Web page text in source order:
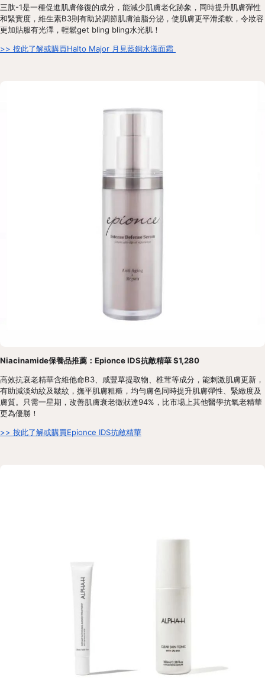
三肽-1是一種促進肌膚修復的成分，能減少肌膚老化跡象，同時提升肌膚彈性
和緊實度，維生素B3則有助於調節肌膚油脂分泌，使肌膚更平滑柔軟，令妝容
更加貼服有光澤，輕鬆get bling bling水光肌！
>> 按此了解或購買Halto Major 月見藍銅水漾面霜
Niacinamide保養品推薦：Epionce IDS抗敵精華 $1,280
高效抗衰老精華含維他命B3、咸豐草提取物、椎茸等成分，能刺激肌膚更新，
有助減淡幼紋及皺紋，撫平肌膚粗糙，均勻膚色同時提升肌膚彈性、緊緻度及
膚質。只需一星期，改善肌膚衰老徵狀達94%，比市場上其他醫學抗氧老精華
更為優勝！
>> 按此了解或購買Epionce IDS抗敵精華